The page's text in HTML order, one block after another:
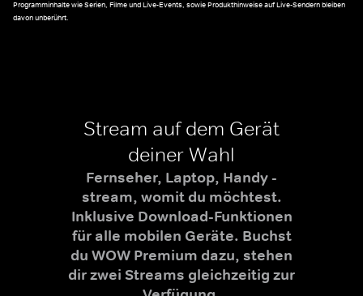
Programminhalte wie Serien, Filme und Live-Events, sowie Produkthinweise auf Live-Sendern bleiben
davon unberührt.
Stream auf dem Gerät
deiner Wahl
Fernseher, Laptop, Handy -
stream, womit du möchtest.
Inklusive Download-Funktionen
für alle mobilen Geräte. Buchst
du WOW Premium dazu, stehen
dir zwei Streams gleichzeitig zur